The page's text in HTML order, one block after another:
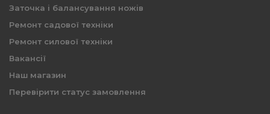
Заточка і балансування ножів
Ремонт садової техніки
Ремонт силової техніки
Вакансії
Наш магазин
Перевірити статус замовлення